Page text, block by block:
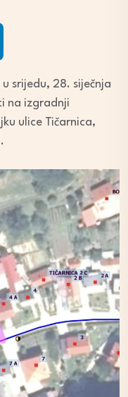
srijedu, 28. siječnja
na izgradnji
ulice Tičarnica,